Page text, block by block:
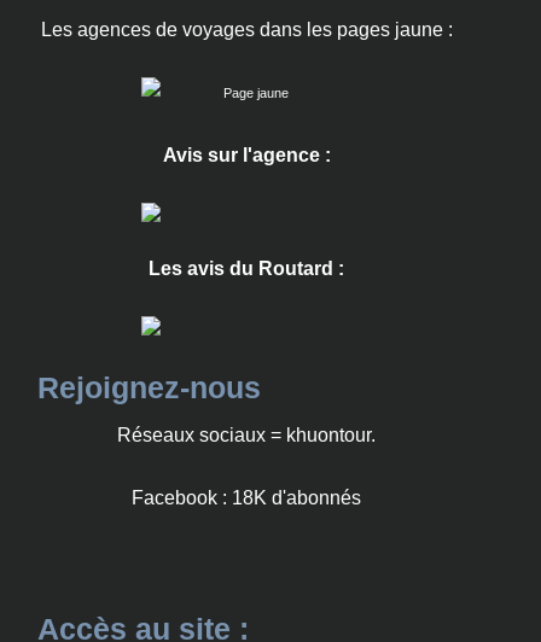
Les agences de voyages dans les pages jaune :
Avis sur l'agence :
Les avis du Routard :
Rejoignez-nous
Réseaux sociaux = khuontour.
Facebook : 18K d'abonnés
Accès au site :